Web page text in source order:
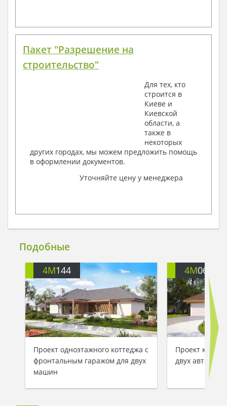
Пакет "Разрешение на
строительство"
Для тех, кто
строится в
Киеве и
Киевской
области, а
также в
некоторых
других городах, мы можем предложить помощь
в оформлении документов.
Уточняйте цену у менеджера
Подобные
4M144
Проект одноэтажного коттеджа с
фронтальным гаражом для двух
машин
4M060
Проект
двух авто